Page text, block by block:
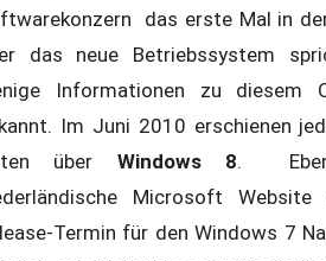
das erste Mal in
das neue Betriebssystem
Informationen zu diesem
Im Juni 2010 erschienen
über Windows 8.
Microsoft
Termin für den Windows 7